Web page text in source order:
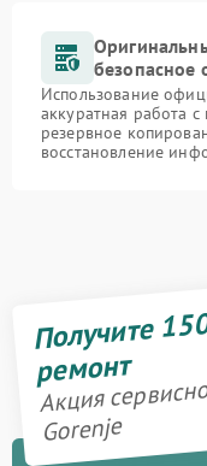
безопасное
Использование
аккуратная работа
резервное
восстановление
Получите
ремонт
Акция
Gorenje